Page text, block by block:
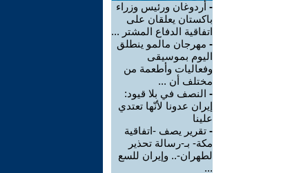
- أردوغان ورئيس وزراء
باكستان يعلقان على
اتفاقية الدفاع المشتر ...
- مهرجان مالمو ينطلق
اليوم بموسيقى
وفعاليات وأطعمة من
مختلف أن ...
- النصف في بلا قيود:
إيران عدونا لأنّها تعتدي
علينا
- تقرير يصف -اتفاقية
مكة- بـ-رسالة تحذير
لطهران-.. وإيران للسع
...